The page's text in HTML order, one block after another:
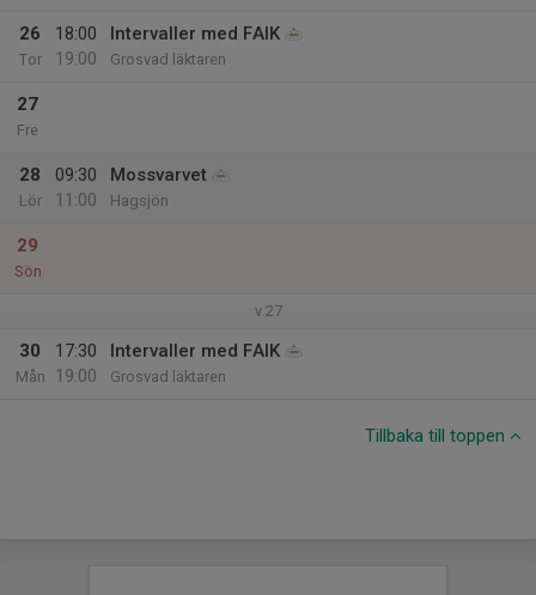
26
Tor
18:00
19:00
Intervaller med FAIK
Grosvad läktaren
27
Fre
28
Lör
09:30
11:00
Mossvarvet
Hagsjön
29
Sön
v.27
30
Mån
17:30
19:00
Intervaller med FAIK
Grosvad läktaren
Tillbaka till toppen